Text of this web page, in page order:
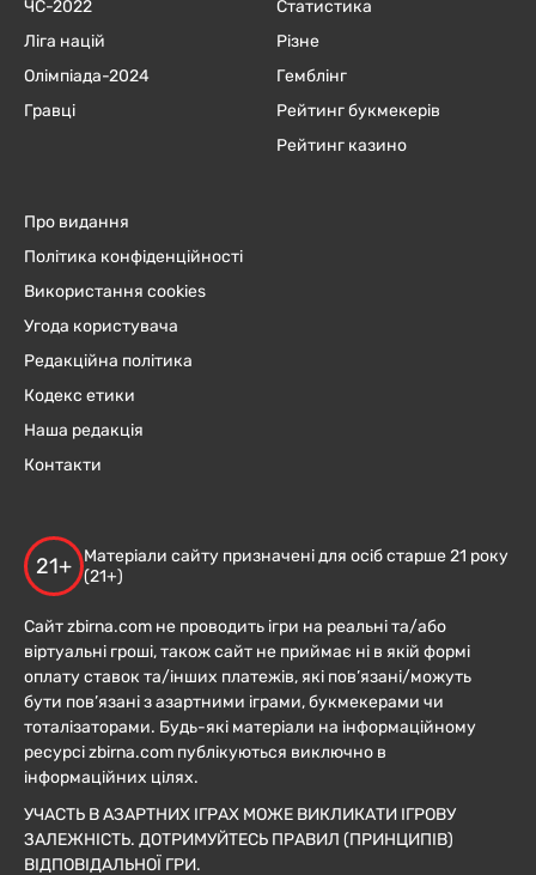
ЧC-2022
Ліга націй
Олімпіада-2024
Гравці
Статистика
Різне
Гемблінг
Рейтинг букмекерів
Рейтинг казино
Про видання
Політика конфіденційності
Використання cookies
Угода користувача
Редакційна політика
Кодекс етики
Наша редакція
Контакти
21+
Матеріали сайту призначені для осіб старше 21 року
(21+)
Сайт zbirna.com не проводить ігри на реальні та/або
віртуальні гроші, також сайт не приймає ні в якій формі
оплату ставок та/інших платежів, які пов’язані/можуть
бути пов’язані з азартними іграми, букмекерами чи
тоталізаторами. Будь-які матеріали на інформаційному
ресурсі zbirna.com публікуються виключно в
інформаційних цілях.
УЧАСТЬ В АЗАРТНИХ ІГРАХ МОЖЕ ВИКЛИКАТИ ІГРОВУ
ЗАЛЕЖНІСТЬ. ДОТРИМУЙТЕСЬ ПРАВИЛ (ПРИНЦИПІВ)
ВІДПОВІДАЛЬНОЇ ГРИ.